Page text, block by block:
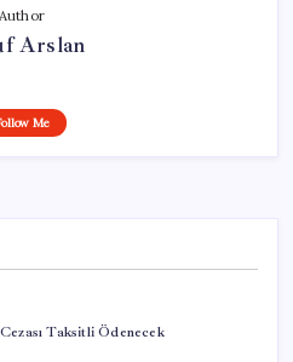
Author
Arslan
Me
Taksitli Ödenecek